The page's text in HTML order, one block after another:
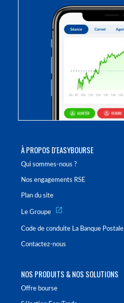
À PROPOS D'EASYBOURSE
Qui sommes-nous ?
Nos engagements RSE
Plan du site
Le Groupe
Code de conduite La Banque Postale
Contactez-nous
NOS PRODUITS & NOS SOLUTIONS
Offre bourse